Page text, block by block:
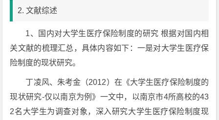
2. 文献综述
1、国内对大学生医疗保险制度的研究 根据对国内相
关文献的梳理汇总，具体内容如下：一是对大学生医疗保
险制度的现状研究。
丁凌风、朱考金（2012）在《大学生医疗保险制度的
现状研究-仅以南京为例》一文中，以南京市4所高校的43
2名大学生为调查对象，深入研究大学生医疗保险制度现